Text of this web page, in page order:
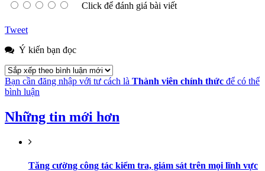
Click để đánh giá bài viết
Tweet
Ý kiến bạn đọc
Bạn cần đăng nhập với tư cách là Thành viên chính thức để có thể
bình luận
Những tin mới hơn
Tăng cường công tác kiểm tra, giám sát trên mọi lĩnh vực